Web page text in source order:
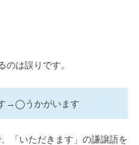
は誤りです。
→◯うかがいます
「いただきます」の謙譲語を